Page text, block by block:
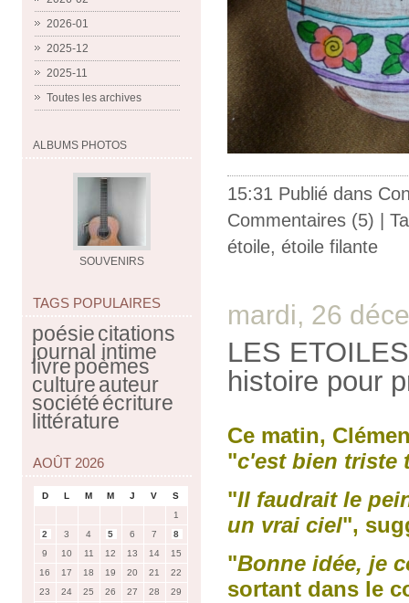
2026-01
2025-12
2025-11
Toutes les archives
ALBUMS PHOTOS
SOUVENIRS
TAGS POPULAIRES
poésiecitations
journal intime
livrepoèmes
cultureauteur
sociétéécriture
littérature
AOÛT 2026
D L M M J V
S
1
2
3 4 5 6 7
8
9
10 11 12 13 14
15
16
17 18 19 20 21
22
23
24 25 26 27 28
29
15:31 Publié dans
Commentaires (5) |
étoile, étoile filante
mardi, 26
LES
histoire pour
Ce matin,
"c'est bien triste
"Il faudrait le
un vrai ciel",
"Bonne idée, je
sortant dans le